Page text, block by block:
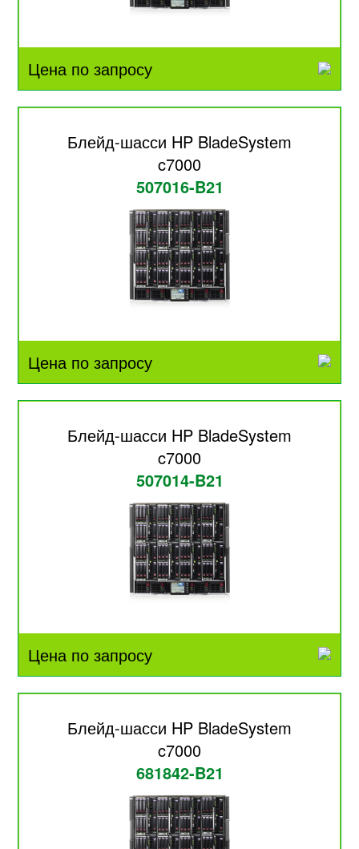
Цена по запросу
Блейд-шасси HP BladeSystem
c7000
507016-B21
Цена по запросу
Блейд-шасси HP BladeSystem
c7000
507014-B21
Цена по запросу
Блейд-шасси HP BladeSystem
c7000
681842-B21